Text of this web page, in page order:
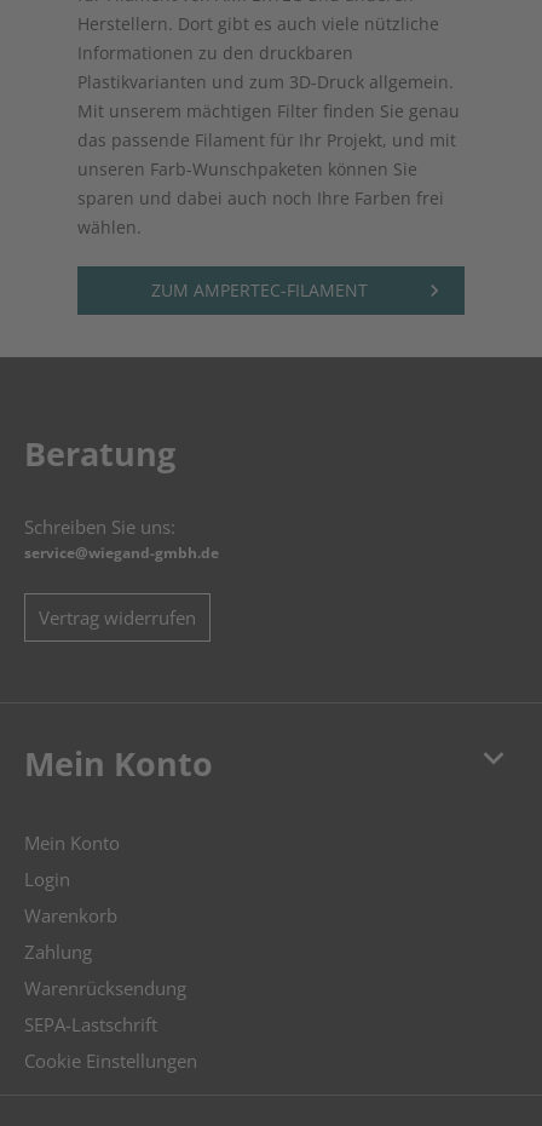
Herstellern. Dort gibt es auch viele nützliche
Informationen zu den druckbaren
Plastikvarianten und zum 3D-Druck allgemein.
Mit unserem mächtigen Filter finden Sie genau
das passende Filament für Ihr Projekt, und mit
unseren Farb-Wunschpaketen können Sie
sparen und dabei auch noch Ihre Farben frei
wählen.
ZUM AMPERTEC-FILAMENT keyboard_arrow_right
Beratung
Schreiben Sie uns:
service@wiegand-gmbh.de
Vertrag widerrufen
keyboard_arrow_down
Mein Konto
Mein Konto
Login
Warenkorb
Zahlung
Warenrücksendung
SEPA-Lastschrift
Cookie Einstellungen